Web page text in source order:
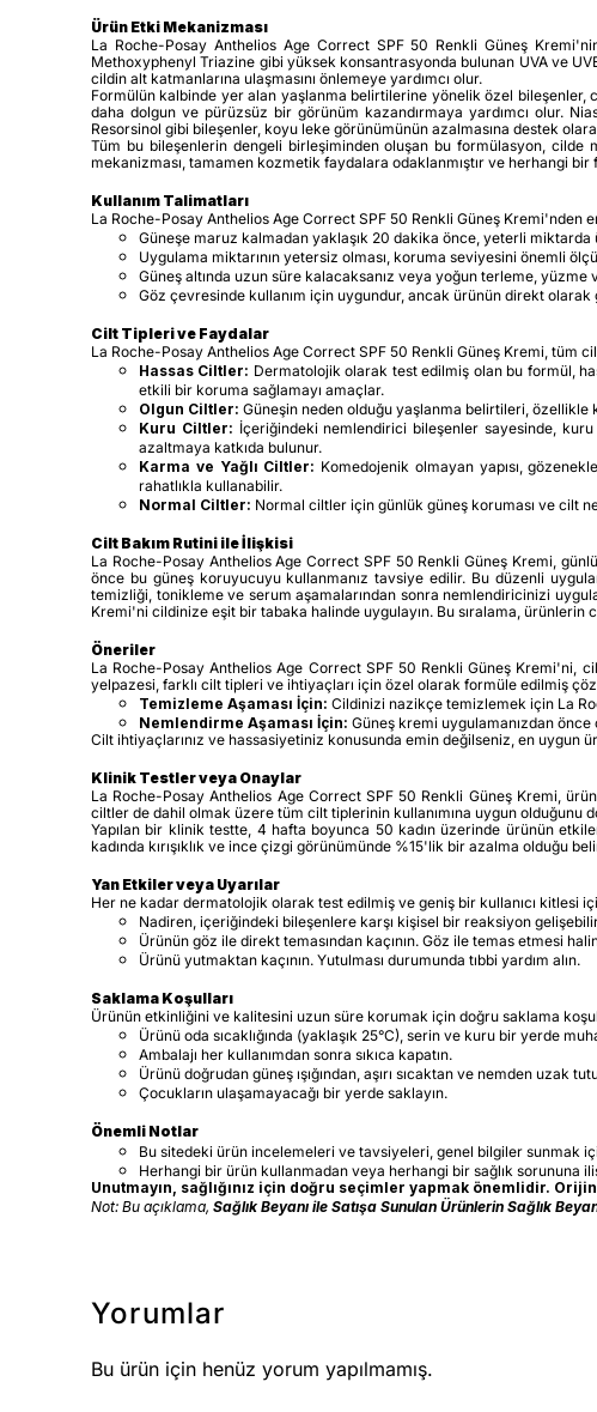
Ürün Etki Mekanizması
La Roche-Posay Anthelios Age Correct SPF 50 Renkli Güneş
Methoxyphenyl Triazine gibi yüksek konsantrasyonda bulunan UVA ve
cildin alt katmanlarına ulaşmasını önlemeye yardımcı olur.
Formülün kalbinde yer alan yaşlanma belirtilerine yönelik özel bileşenler,
daha dolgun ve pürüzsüz bir görünüm kazandırmaya yardımcı olur.
Resorsinol gibi bileşenler, koyu leke görünümünün azalmasına destek
Tüm bu bileşenlerin dengeli birleşiminden oluşan bu formülasyon, cilde
mekanizması, tamamen kozmetik faydalara odaklanmıştır ve herhangi
Kullanım Talimatları
La Roche-Posay Anthelios Age Correct SPF 50 Renkli Güneş
Güneşe maruz kalmadan yaklaşık 20 dakika önce, yeterli
Uygulama miktarının yetersiz olması, koruma seviyesini önemli
Güneş altında uzun süre kalacaksanız veya yoğun terleme,
Göz çevresinde kullanım için uygundur, ancak ürünün direkt olarak
Cilt Tipleri ve Faydalar
La Roche-Posay Anthelios Age Correct SPF 50 Renkli Güneş Kremi, tüm
Hassas Ciltler: Dermatolojik olarak test edilmiş olan bu formül,
etkili bir koruma sağlamayı amaçlar.
Olgun Ciltler: Güneşin neden olduğu yaşlanma belirtileri, özellikle
Kuru Ciltler: İçeriğindeki nemlendirici bileşenler sayesinde,
azaltmaya katkıda bulunur.
Karma ve Yağlı Ciltler: Komedojenik olmayan yapısı,
rahatlıkla kullanabilir.
Normal Ciltler: Normal ciltler için günlük güneş koruması ve cilt
Cilt Bakım Rutini ile İlişkisi
La Roche-Posay Anthelios Age Correct SPF 50 Renkli Güneş Kremi,
önce bu güneş koruyucuyu kullanmanız tavsiye edilir. Bu düzenli
temizliği, tonikleme ve serum aşamalarından sonra nemlendiricinizi
Kremi'ni cildinize eşit bir tabaka halinde uygulayın. Bu sıralama,
Öneriler
La Roche-Posay Anthelios Age Correct SPF 50 Renkli Güneş Kremi'ni,
yelpazesi, farklı cilt tipleri ve ihtiyaçları için özel olarak formüle edilmiş
Temizleme Aşaması İçin: Cildinizi nazikçe temizlemek için La
Nemlendirme Aşaması İçin: Güneş kremi uygulamanızdan
Cilt ihtiyaçlarınız ve hassasiyetiniz konusunda emin değilseniz, en uygun
Klinik Testler veya Onaylar
La Roche-Posay Anthelios Age Correct SPF 50 Renkli Güneş Kremi,
ciltler de dahil olmak üzere tüm cilt tiplerinin kullanımına uygun olduğunu
Yapılan bir klinik testte, 4 hafta boyunca 50 kadın üzerinde ürünün
kadında kırışıklık ve ince çizgi görünümünde %15'lik bir azalma olduğu
Yan Etkiler veya Uyarılar
Her ne kadar dermatolojik olarak test edilmiş ve geniş bir kullanıcı
Nadiren, içeriğindeki bileşenlere karşı kişisel bir reaksiyon
Ürünün göz ile direkt temasından kaçının. Göz ile temas etmesi
Ürünü yutmaktan kaçının. Yutulması durumunda tıbbi yardım alın.
Saklama Koşulları
Ürünün etkinliğini ve kalitesini uzun süre korumak için doğru saklama
Ürünü oda sıcaklığında (yaklaşık 25°C), serin ve kuru bir yerde
Ambalajı her kullanımdan sonra sıkıca kapatın.
Ürünü doğrudan güneş ışığından, aşırı sıcaktan ve nemden uzak
Çocukların ulaşamayacağı bir yerde saklayın.
Önemli Notlar
Bu sitedeki ürün incelemeleri ve tavsiyeleri, genel bilgiler sunmak
Herhangi bir ürün kullanmadan veya herhangi bir sağlık sorununa
Unutmayın, sağlığınız için doğru seçimler yapmak önemlidir.
Not: Bu açıklama, Sağlık Beyanı ile Satışa Sunulan Ürünlerin Sağlık
Yorumlar
Bu ürün için henüz yorum yapılmamış.